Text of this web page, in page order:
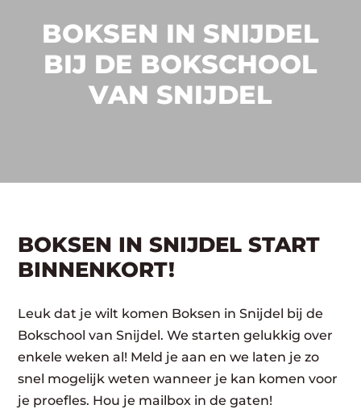
BOKSEN IN SNIJDEL
BIJ DE BOKSCHOOL
VAN SNIJDEL
BOKSEN IN SNIJDEL START
BINNENKORT!
Leuk dat je wilt komen Boksen in Snijdel bij de
Bokschool van Snijdel. We starten gelukkig over
enkele weken al! Meld je aan en we laten je zo
snel mogelijk weten wanneer je kan komen voor
je proefles. Hou je mailbox in de gaten!